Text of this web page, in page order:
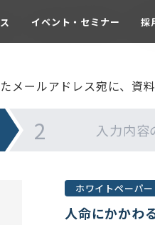
イベント・セミナー 採
メールアドレス宛に、 資
入力内容
ホワイトペーパー
人命にかかわ